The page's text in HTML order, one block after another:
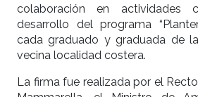
colaboración en actividades
desarrollo del programa
cada graduado y graduada de
vecina localidad costera.
La firma fue realizada por el